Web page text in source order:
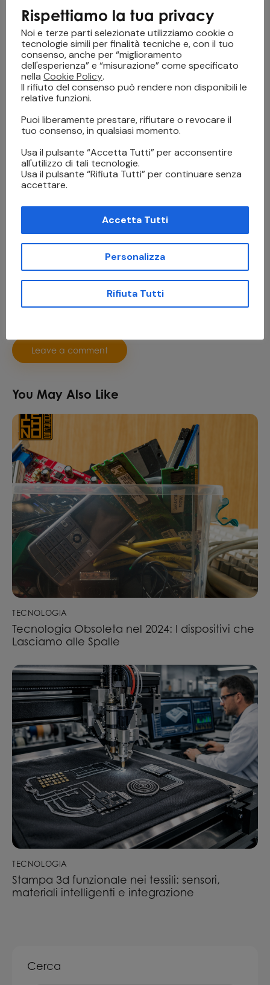
PREVIOUS
GTX PRO BULK :
La Nuova JFX200-2513
You May Also Like
TECNOLOGIA
Tecnologia Obsoleta nel 2024: I dispositivi che
Lasciamo alle Spalle
TECNOLOGIA
Stampa 3d funzionale nei tessili: sensori,
materiali intelligenti e integrazione
Cerca
Rispettiamo la tua privacy
Noi e terze parti selezionate utilizziamo cookie o
tecnologie simili per finalità tecniche e, con il tuo
consenso, anche per “miglioramento
dell'esperienza” e “misurazione” come specificato
nella Cookie Policy.
Il rifiuto del consenso può rendere non disponibili le
relative funzioni.
Puoi liberamente prestare, rifiutare o revocare il
tuo consenso, in qualsiasi momento.
Usa il pulsante “Accetta Tutti” per acconsentire
all'utilizzo di tali tecnologie.
Usa il pulsante “Rifiuta Tutti” per continuare senza
accettare.
Accetta Tutti
Personalizza
Rifiuta Tutti